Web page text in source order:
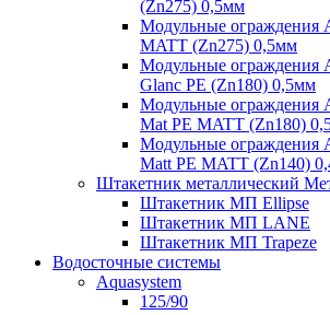
(Zn275) 0,5мм
Модульные ограждения
MATT (Zn275) 0,5мм
Модульные ограждения
Glanc PE (Zn180) 0,5мм
Модульные ограждения
Mat PE MATT (Zn180)
Модульные ограждения
Matt PE MATT (Zn140)
Штакетник металлический
Штакетник МП Ellipse
Штакетник МП LANE
Штакетник МП Trapeze
Водосточные системы
Aquasystem
125/90